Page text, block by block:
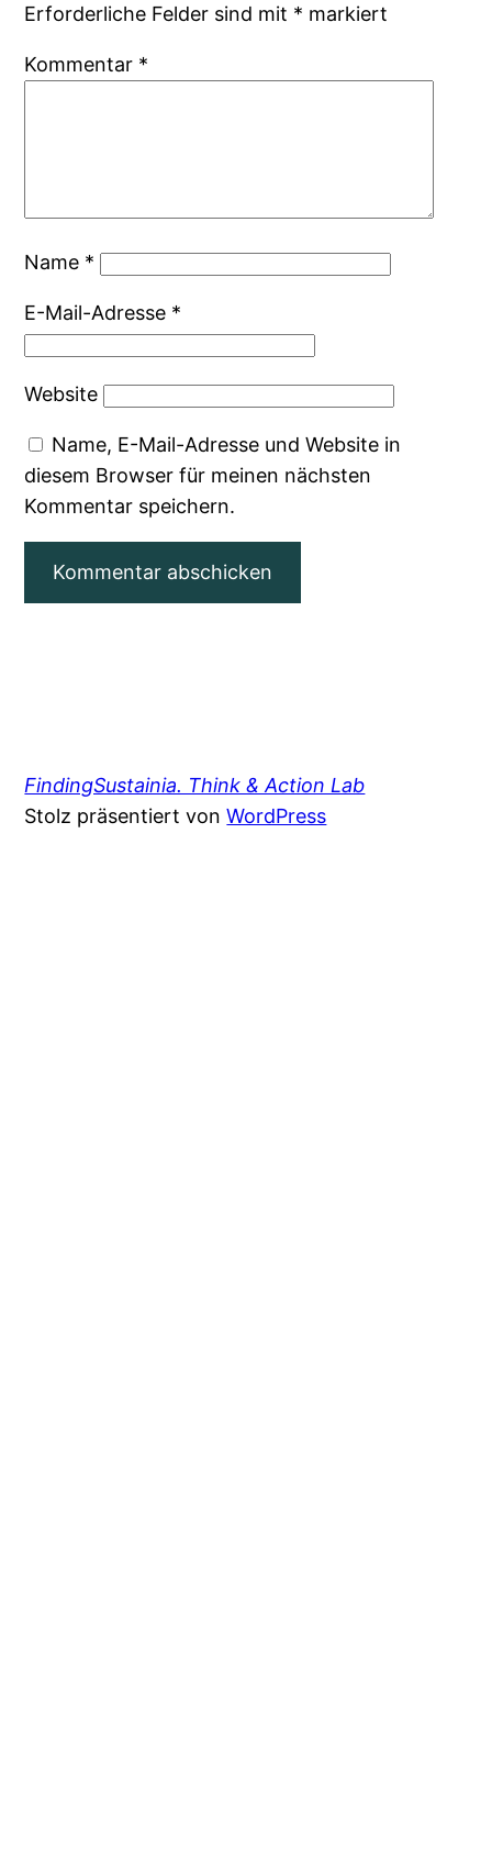
Erforderliche Felder sind mit * markiert
Kommentar *
Name *
E-Mail-Adresse *
Website
Name, E-Mail-Adresse und Website in
diesem Browser für meinen nächsten
Kommentar speichern.
FindingSustainia. Think & Action Lab
Stolz präsentiert vonWordPress